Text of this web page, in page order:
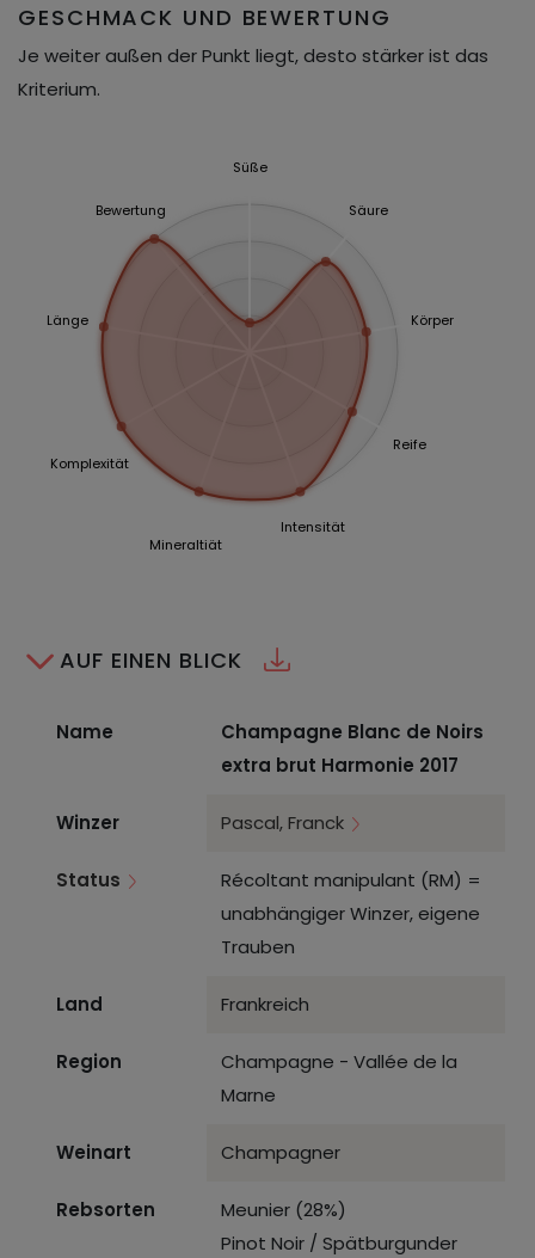
GESCHMACK UND BEWERTUNG
Je weiter außen der Punkt liegt, desto stärker ist das
Kriterium.
Süße
Säure
Körper
Reife
Intensität
Mineraltiät
Komplexität
Länge
Bewertung
AUF EINEN BLICK
Name
Champagne Blanc de Noirs
extra brut Harmonie 2017
Winzer Pascal, Franck
Status
Récoltant manipulant (RM) =
unabhängiger Winzer, eigene
Trauben
Land Frankreich
Region
Champagne - Vallée de la
Marne
Weinart Champagner
Rebsorten
Meunier (28%)
Pinot Noir / Spätburgunder